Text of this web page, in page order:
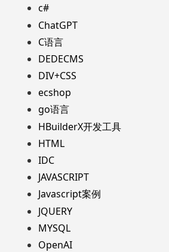
c#
ChatGPT
C语言
DEDECMS
DIV+CSS
ecshop
go语言
HBuilderX开发工具
HTML
IDC
JAVASCRIPT
Javascript案例
JQUERY
MYSQL
OpenAI